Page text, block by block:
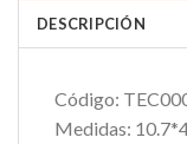
DESCRIPCIÓN
Código:
Medidas: